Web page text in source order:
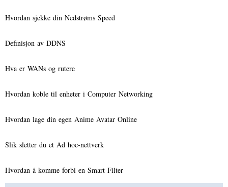
Hvordan sjekke din Nedstrøms Speed ​​
Definisjon av DDNS
Hva er WANs og rutere
Hvordan koble til enheter i Computer Networking
Hvordan lage din egen Anime Avatar Online
Slik sletter du et Ad hoc-nettverk
Hvordan å komme forbi en Smart Filter